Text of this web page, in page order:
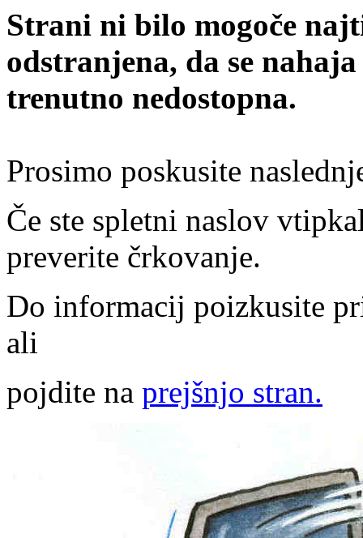
Strani ni bilo mogoče
odstranjena, da se
trenutno nedostopna.
Prosimo poskusite
Če ste spletni naslov
preverite črkovanje.
Do informacij poizkusite
ali
pojdite na prejšnjo stran.